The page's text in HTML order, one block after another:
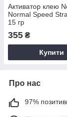
Активатор клею
Normal Speed
15 гр
355 ₴
Купити
Про нас
97%